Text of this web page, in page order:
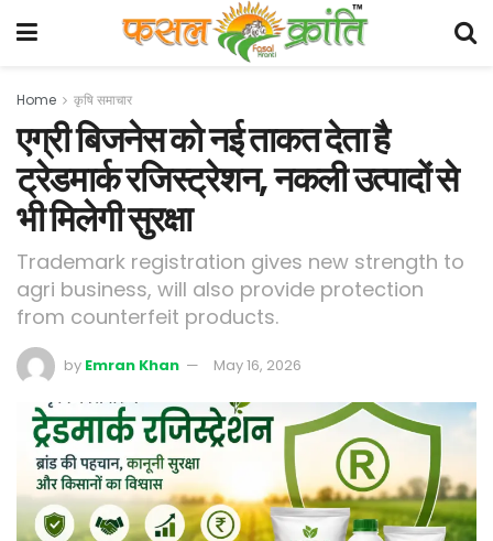
Home कृषि समाचार
एग्री बिजनेस को नई ताकत देता है
ट्रेडमार्क रजिस्ट्रेशन, नकली उत्पादों से
भी मिलेगी सुरक्षा
Trademark registration gives new strength to
agri business, will also provide protection
from counterfeit products.
by Emran Khan May 16, 2026